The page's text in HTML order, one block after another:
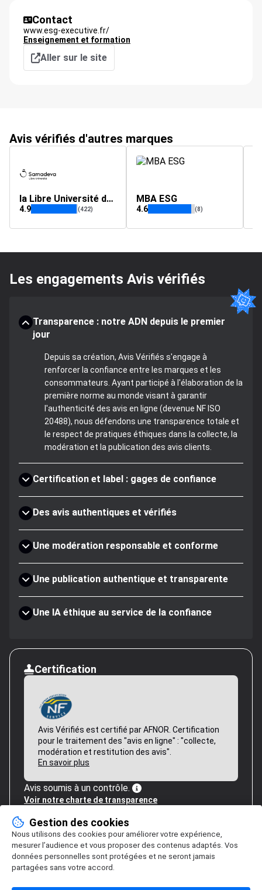
Contact
www.esg-executive.fr/
Enseignement et formation
Aller sur le site
Avis vérifiés d'autres marques
la Libre Université du Samadeva
4.9 (422)
MBA ESG
4.6 (8)
Les engagements Avis vérifiés
Transparence : notre ADN depuis le premier
jour
Depuis sa création, Avis Vérifiés s'engage à
renforcer la confiance entre les marques et les
consommateurs. Ayant participé à l'élaboration de la
première norme au monde visant à garantir
l'authenticité des avis en ligne (devenue NF ISO
20488), nous défendons une transparence totale et
le respect de pratiques éthiques dans la collecte, la
modération et la publication des avis clients.
Certification et label : gages de confiance
Des avis authentiques et vérifiés
Une modération responsable et conforme
Une publication authentique et transparente
Une IA éthique au service de la confiance
Certification
Avis Vérifiés est certifié par AFNOR. Certification
pour le traitement des "avis en ligne" : "collecte,
modération et restitution des avis".
En savoir plus
Avis soumis à un contrôle.
Voir notre charte de transparence
Gestion des cookies
Nous utilisons des cookies pour améliorer votre expérience,
mesurer l’audience et vous proposer des contenus adaptés. Vos
données personnelles sont protégées et ne seront jamais
partagées sans votre accord.